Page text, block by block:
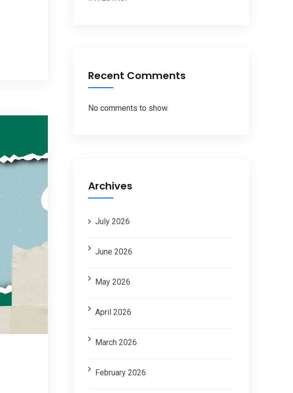
Recent Comments
No comments to show.
Archives
July 2026
June 2026
May 2026
April 2026
March 2026
February 2026